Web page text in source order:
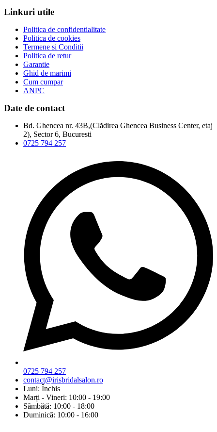
Linkuri utile
Politica de confidentialitate
Politica de cookies
Termene si Conditii
Politica de retur
Garantie
Ghid de marimi
Cum cumpar
ANPC
Date de contact
Bd. Ghencea nr. 43B,(Clădirea Ghencea Business Center, etaj
2), Sector 6, Bucuresti
0725 794 257
0725 794 257
contact@irisbridalsalon.ro
Luni: Închis
Marți - Vineri: 10:00 - 19:00
Sâmbătă: 10:00 - 18:00
Duminică: 10:00 - 16:00